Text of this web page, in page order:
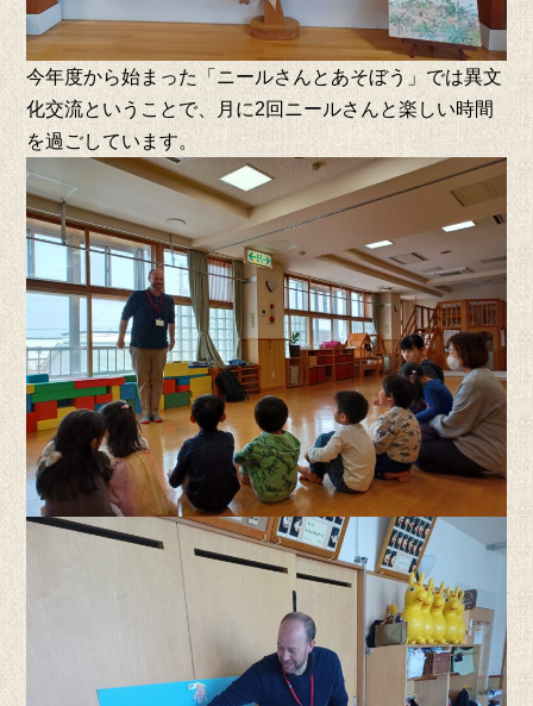
今年度から始まった「ニールさんとあそぼう」では異文
化交流ということで、月に2回ニールさんと楽しい時間
を過ごしています。